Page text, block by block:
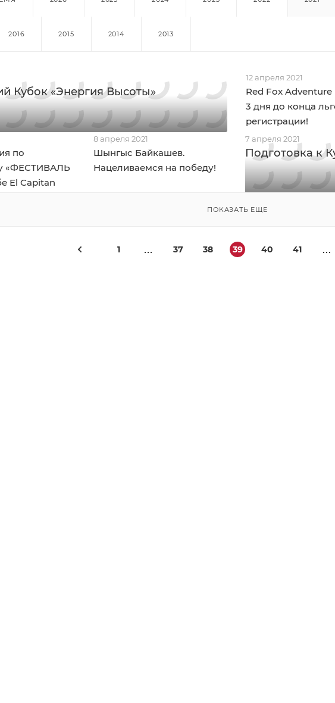
2016 2015 2014 2013
Кубок «Энергия Высоты»
12 апреля 2021
Red Fox Adventure
3 дня до конца
регистрации!
по
«ФЕСТИВАЛЬ
El Capitan
8 апреля 2021
Шынгыс Байкашев.
Нацеливаемся на победу!
7 апреля 2021
Подготовка к
ПОКАЗАТЬ ЕЩЕ
1 37 38 39 40 41